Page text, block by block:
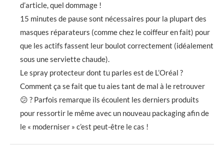
d’article, quel dommage !
15 minutes de pause sont nécessaires pour la plupart des
masques réparateurs (comme chez le coiffeur en fait) pour
que les actifs fassent leur boulot correctement (idéalement
sous une serviette chaude).
Le spray protecteur dont tu parles est de L’Oréal ?
Comment ça se fait que tu aies tant de mal à le retrouver
😕 ? Parfois remarque ils écoulent les derniers produits
pour ressortir le même avec un nouveau packaging afin de
le « moderniser » c’est peut-être le cas !